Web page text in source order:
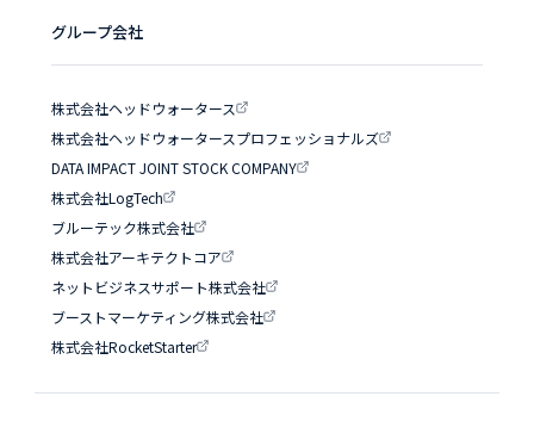
グループ会社
株式会社ヘッドウォータース
株式会社ヘッドウォータースプロフェッショナルズ
DATA IMPACT JOINT STOCK COMPANY
株式会社LogTech
ブルーテック株式会社
株式会社アーキテクトコア
ネットビジネスサポート株式会社
ブーストマーケティング株式会社
株式会社RocketStarter